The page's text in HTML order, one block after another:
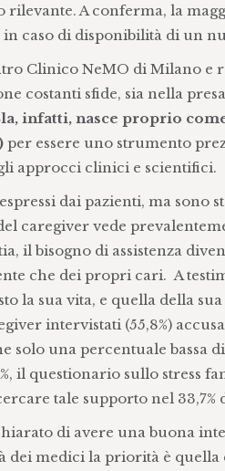
A conferma, la
caso di disponibilità di un
Clinico NeMO di Milano e
costanti sfide, sia nella
infatti, nasce proprio
per essere uno strumento
approcci clinici e scientifici.
dai pazienti, ma sono
caregiver vede
il bisogno di assistenza
che dei propri cari. A
la sua vita, e quella della
intervistati (55,8%)
una percentuale bassa
il questionario sullo stress
tale supporto nel 33,7%
di avere una buona
dei medici la priorità è quella